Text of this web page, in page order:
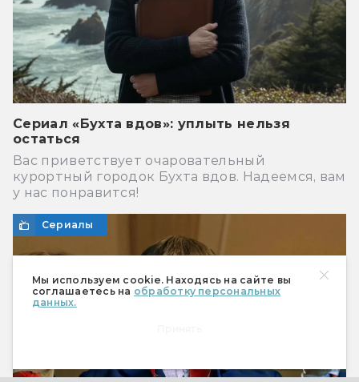
Мы используем cookie. Находясь на сайте вы
соглашаетесь на обработку персональных
данных.
Сериал «Бухта вдов»: уплыть нельзя
остаться
Вас приветствует очаровательный
курортный городок Бухта вдов. Надеемся, вам
у нас понравится!
Сериалы